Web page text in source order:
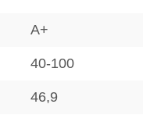
A+
40-100
46,9